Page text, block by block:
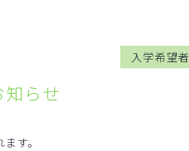
入学希望者
知らせ
す。